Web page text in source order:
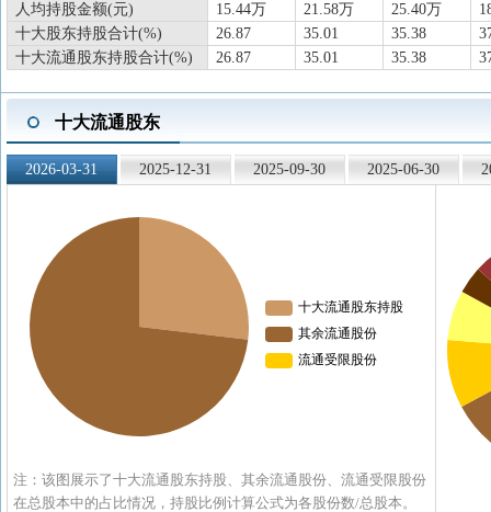
人均持股金额(元)
15.44万 21.58万 25.40万
十大股东持股合计(%)
26.87 35.01 35.38
十大流通股东持股合计(%)
26.87 35.01 35.38
十大流通股东
2026-03-31 2025-12-31 2025-09-30 2025-06-30
注：该图展示了十大流通股东持股、其余流通股份、流通受限股份
在总股本中的占比情况，持股比例计算公式为各股份数/总股本。